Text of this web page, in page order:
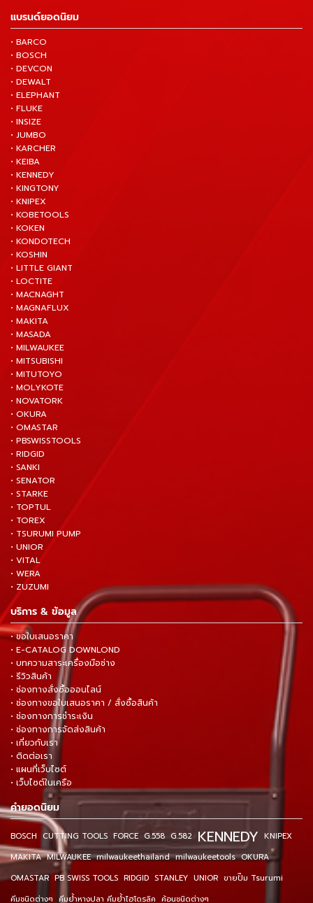
แบรนด์ยอดนิยม
• BARCO
• BOSCH
• DEVCON
• DEWALT
• ELEPHANT
• FLUKE
• INSIZE
• JUMBO
• KARCHER
• KEIBA
• KENNEDY
• KINGTONY
• KNIPEX
• KOBETOOLS
• KOKEN
• KONDOTECH
• KOSHIN
• LITTLE GIANT
• LOCTITE
• MACNAGHT
• MAGNAFLUX
• MAKITA
• MASADA
• MILWAUKEE
• MITSUBISHI
• MITUTOYO
• MOLYKOTE
• NOVATORK
• OKURA
• OMASTAR
• PBSWISSTOOLS
• RIDGID
• SANKI
• SENATOR
• STARKE
• TOPTUL
• TOREX
• TSURUMI PUMP
• UNIOR
• VITAL
• WERA
• ZUZUMI
บริการ & ข้อมูล
• ขอใบเสนอราคา
• E-CATALOG DOWNLOND
• บทความสาระเครื่องมือช่าง
• รีวิวสินค้า
• ช่องทางสั่งซื้อออนไลน์
• ช่องทางขอใบเสนอราคา / สั่งซื้อสินค้า
• ช่องทางการชำระเงิน
• ช่องทางการจัดส่งสินค้า
• เกี่ยวกับเรา
• ติดต่อเรา
• แผนที่เว็บไซต์
• เว็บไซต์ในเครือ
คำยอดนิยม
BOSCH CUTTING TOOLS FORCE G.558 G.582 KENNEDY KNIPEX
MAKITA MILWAUKEE milwaukeethailand milwaukeetools OKURA
OMASTAR PB SWISS TOOLS RIDGID STANLEY UNIOR ขายปั๊ม Tsurumi
คีมชนิดต่างๆ คีมย้ำหางปลา คีมย้ำไฮโดรลิค ค้อนชนิดต่างๆ